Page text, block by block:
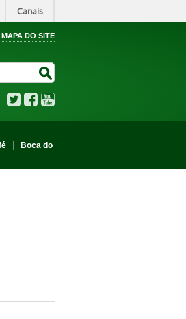
Canais
MAPA DO SITE
TwitterFacebook
Boca do